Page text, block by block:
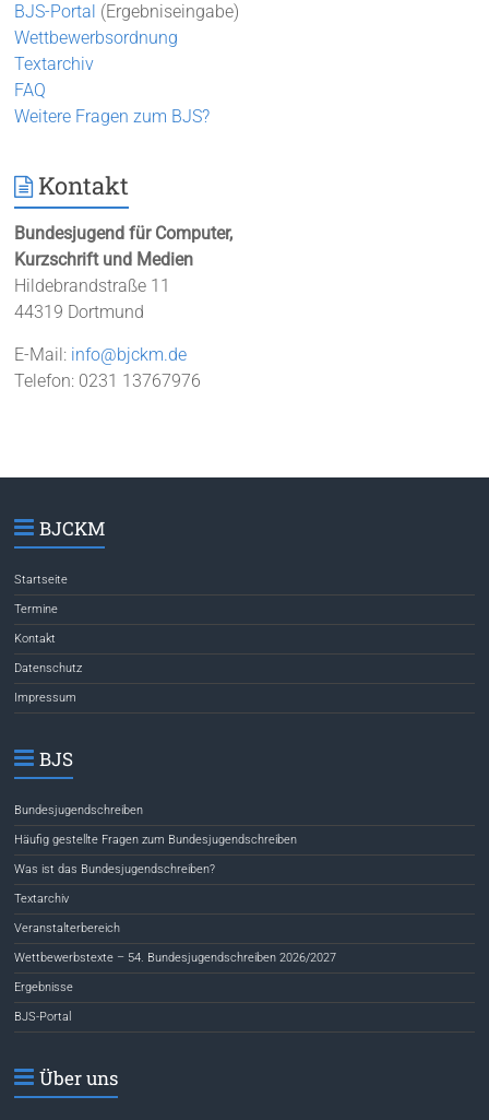
BJS-Portal (Ergebniseingabe)
Wettbewerbsordnung
Textarchiv
FAQ
Weitere Fragen zum BJS?
Kontakt
Bundesjugend für Computer,
Kurzschrift und Medien
Hildebrandstraße 11
44319 Dortmund
E-Mail: info@bjckm.de
Telefon: 0231 13767976
BJCKM
Startseite
Termine
Kontakt
Datenschutz
Impressum
BJS
Bundesjugendschreiben
Häufig gestellte Fragen zum Bundesjugendschreiben
Was ist das Bundesjugendschreiben?
Textarchiv
Veranstalterbereich
Wettbewerbstexte – 54. Bundesjugendschreiben 2026/2027
Ergebnisse
BJS-Portal
Über uns